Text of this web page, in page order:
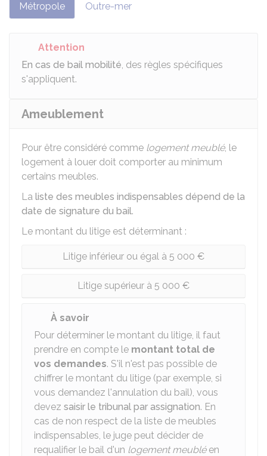
Métropole Outre-mer
Attention
En cas de bail mobilité, des règles spécifiques
s'appliquent.
Ameublement
Pour être considéré comme logement meublé, le
logement à louer doit comporter au minimum
certains meubles.
La liste des meubles indispensables dépend de la
date de signature du bail.
Le montant du litige est déterminant :
Litige inférieur ou égal à 5 000 €
Litige supérieur à 5 000 €
À savoir
Pour déterminer le montant du litige, il faut
prendre en compte le montant total de
vos demandes. S'il n'est pas possible de
chiffrer le montant du litige (par exemple, si
vous demandez l'annulation du bail), vous
devez saisir le tribunal par assignation. En
cas de non respect de la liste de meubles
indispensables, le juge peut décider de
requalifier le bail d'un logement meubléen